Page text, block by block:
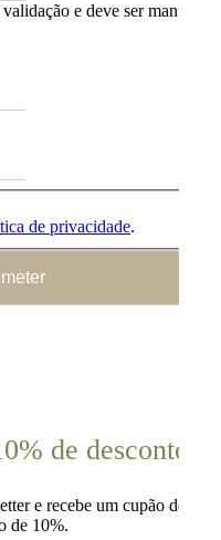
e deve ser mantido
de privacidade.
de desconto?
e recebe um cupão de
de 10%.